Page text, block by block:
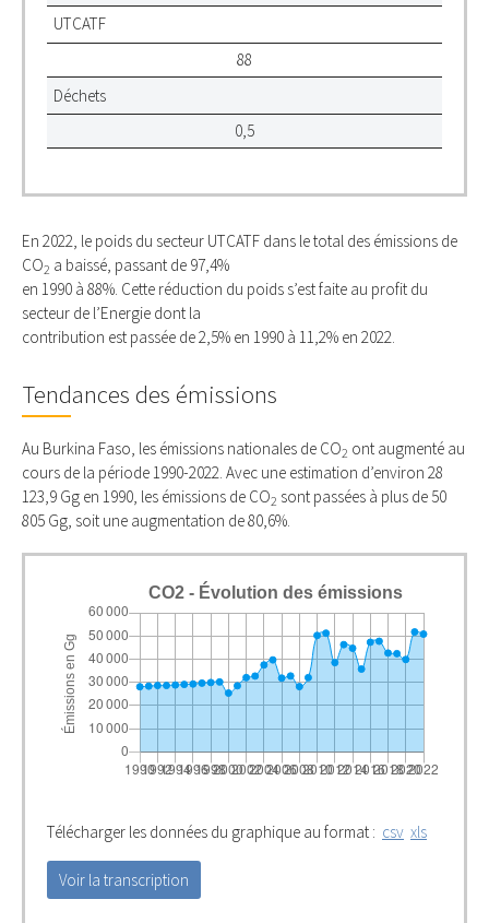
UTCATF
88
Déchets
0,5
En 2022, le poids du secteur UTCATF dans le total des émissions de
CO2 a baissé, passant de 97,4%
en 1990 à 88%. Cette réduction du poids s’est faite au profit du
secteur de l’Energie dont la
contribution est passée de 2,5% en 1990 à 11,2% en 2022.
Tendances des émissions
Au Burkina Faso, les émissions nationales de CO2 ont augmenté au
cours de la période 1990-2022. Avec une estimation d’environ 28
123,9 Gg en 1990, les émissions de CO2 sont passées à plus de 50
805 Gg, soit une augmentation de 80,6%.
CO2 - Évolution des émissions
Télécharger les données du graphique au format : csv xls
Voir la transcription